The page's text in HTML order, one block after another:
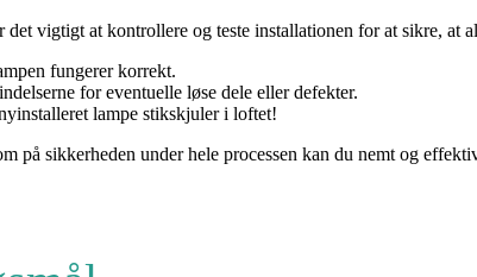
vigtigt at kontrollere og teste installationen for at sikre, at
fungerer korrekt.
for eventuelle løse dele eller defekter.
lampe stikskjuler i loftet!
på sikkerheden under hele processen kan du nemt og